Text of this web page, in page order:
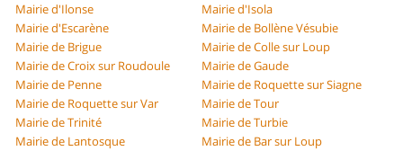
Mairie d'Ilonse
Mairie d'Isola
Mairie d'Escarène
Mairie de Bollène Vésubie
Mairie de Brigue
Mairie de Colle sur Loup
Mairie de Croix sur Roudoule
Mairie de Gaude
Mairie de Penne
Mairie de Roquette sur Siagne
Mairie de Roquette sur Var
Mairie de Tour
Mairie de Trinité
Mairie de Turbie
Mairie de Lantosque
Mairie de Bar sur Loup